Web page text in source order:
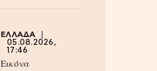
ΕΛΛΑΔΑ
05.08.2026,
17:46
Εικόνα